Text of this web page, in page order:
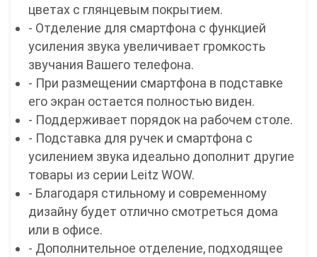
цветах с глянцевым покрытием.
- Отделение для смартфона с функцией
усиления звука увеличивает громкость
звучания Вашего телефона.
- При размещении смартфона в подставке
его экран остается полностью виден.
- Поддерживает порядок на рабочем столе.
- Подставка для ручек и смартфона с
усилением звука идеально дополнит другие
товары из серии Leitz WOW.
- Благодаря стильному и современному
дизайну будет отлично смотреться дома
или в офисе.
- Дополнительное отделение, подходящее